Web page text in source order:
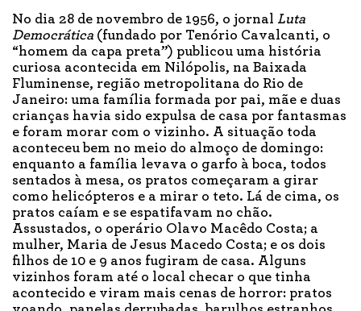
No dia 28 de novembro de 1956, o jornal Luta
Democrática (fundado por Tenório Cavalcanti, o
“homem da capa preta”) publicou uma história
curiosa acontecida em Nilópolis, na Baixada
Fluminense, região metropolitana do Rio de
Janeiro: uma família formada por pai, mãe e duas
crianças havia sido expulsa de casa por fantasmas
e foram morar com o vizinho. A situação toda
aconteceu bem no meio do almoço de domingo:
enquanto a família levava o garfo à boca, todos
sentados à mesa, os pratos começaram a girar
como helicópteros e a mirar o teto. Lá de cima, os
pratos caíam e se espatifavam no chão.
Assustados, o operário Olavo Macêdo Costa; a
mulher, Maria de Jesus Macedo Costa; e os dois
filhos de 10 e 9 anos fugiram de casa. Alguns
vizinhos foram até o local checar o que tinha
acontecido e viram mais cenas de horror: pratos